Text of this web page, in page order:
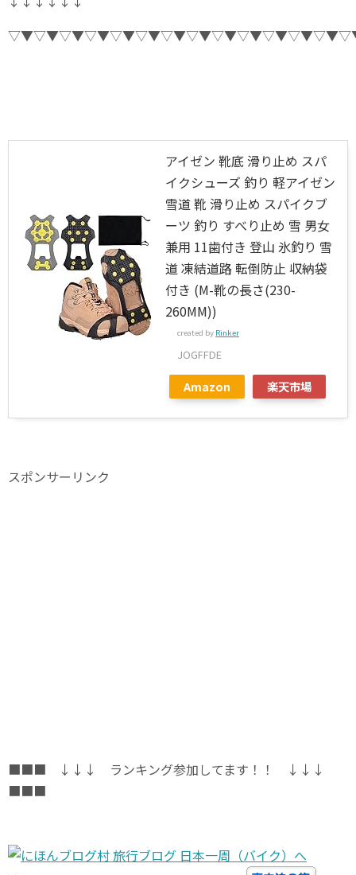
アイゼン 靴底 滑り止め スパ
イクシューズ 釣り 軽アイゼン
雪道 靴 滑り止め スパイクブ
ーツ 釣り すべり止め 雪 男女
兼用 11歯付き 登山 氷釣り 雪
道 凍結道路 転倒防止 収納袋
付き (M-靴の長さ(230-
260MM))
created by Rinker
JOGFFDE
Amazon 楽天市場
スポンサーリンク
■■■ ↓↓↓ ランキング参加してます！！ ↓↓↓
■■■